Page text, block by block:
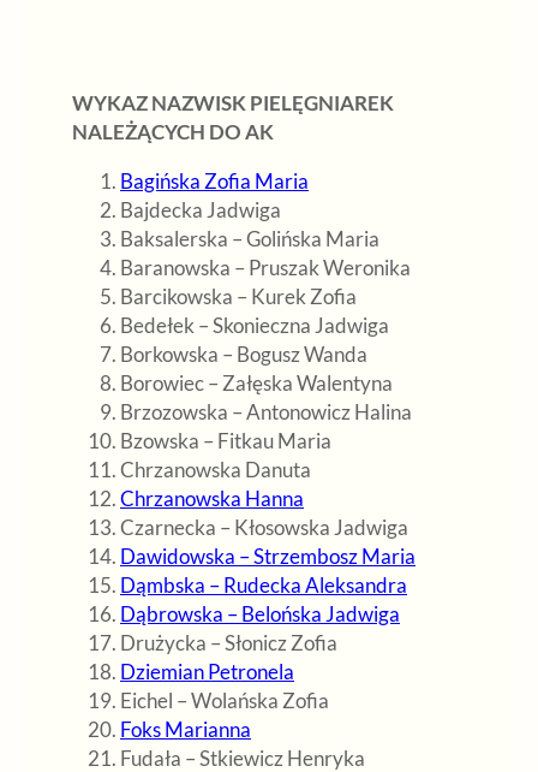
WYKAZ NAZWISK PIELĘGNIAREK
NALEŻĄCYCH DO AK
Bagińska Zofia Maria
Bajdecka Jadwiga
Baksalerska – Golińska Maria
Baranowska – Pruszak Weronika
Barcikowska – Kurek Zofia
Bedełek – Skonieczna Jadwiga
Borkowska – Bogusz Wanda
Borowiec – Załęska Walentyna
Brzozowska – Antonowicz Halina
Bzowska – Fitkau Maria
Chrzanowska Danuta
Chrzanowska Hanna
Czarnecka – Kłosowska Jadwiga
Dawidowska – Strzembosz Maria
Dąmbska – Rudecka Aleksandra
Dąbrowska – Belońska Jadwiga
Drużycka – Słonicz Zofia
Dziemian Petronela
Eichel – Wolańska Zofia
Foks Marianna
Fudała – Stkiewicz Henryka